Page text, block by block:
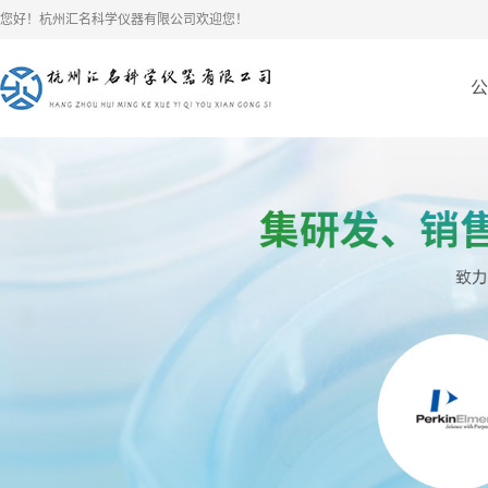
您好！杭州汇名科学仪器有限公司欢迎您！